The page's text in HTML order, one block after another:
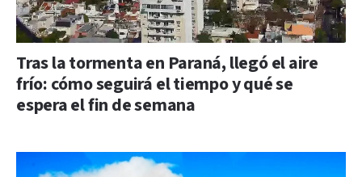
Tras la tormenta en Paraná, llegó el aire
frío: cómo seguirá el tiempo y qué se
espera el fin de semana